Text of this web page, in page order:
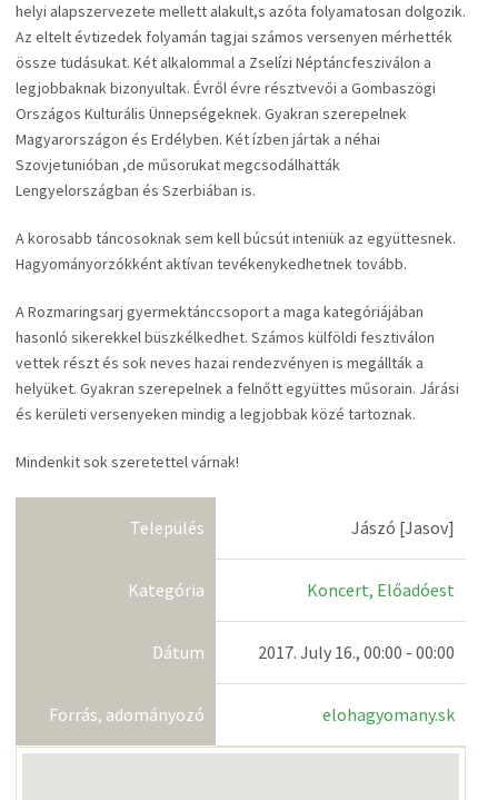
helyi alapszervezete mellett alakult,s azóta folyamatosan dolgozik.
Az eltelt évtizedek folyamán tagjai számos versenyen mérhették
össze tudásukat. Két alkalommal a Zselízi Néptáncfesziválon a
legjobbaknak bizonyultak. Évről évre résztvevői a Gombaszögi
Országos Kulturális Ünnepségeknek. Gyakran szerepelnek
Magyarországon és Erdélyben. Két ízben jártak a néhai
Szovjetunióban ,de műsorukat megcsodálhatták
Lengyelországban és Szerbiában is.
A korosabb táncosoknak sem kell búcsút inteniük az együttesnek.
Hagyományorzókként aktívan tevékenykedhetnek tovább.
A Rozmaringsarj gyermektánccsoport a maga kategóriájában
hasonló sikerekkel büszkélkedhet. Számos külföldi fesztiválon
vettek részt és sok neves hazai rendezvényen is megállták a
helyüket. Gyakran szerepelnek a felnőtt együttes műsorain. Járási
és kerületi versenyeken mindig a legjobbak közé tartoznak.
Mindenkit sok szeretettel várnak!
Település Jászó [Jasov]
Kategória Koncert, Előadóest
Dátum 2017. July 16., 00:00 - 00:00
Forrás, adományozó elohagyomany.sk